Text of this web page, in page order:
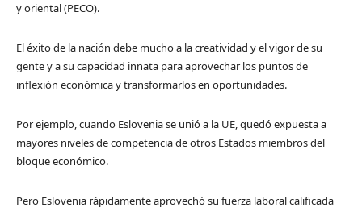
y oriental (PECO).
El éxito de la nación debe mucho a la creatividad y el vigor de su
gente y a su capacidad innata para aprovechar los puntos de
inflexión económica y transformarlos en oportunidades.
Por ejemplo, cuando Eslovenia se unió a la UE, quedó expuesta a
mayores niveles de competencia de otros Estados miembros del
bloque económico.
Pero Eslovenia rápidamente aprovechó su fuerza laboral calificada